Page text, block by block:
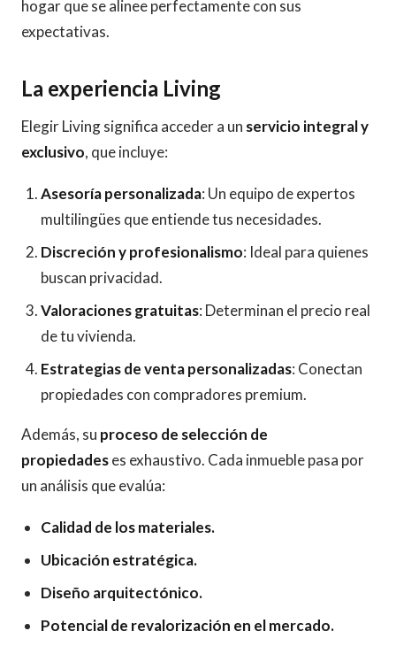
hogar que se alinee perfectamente con sus
expectativas.
La experiencia Living
Elegir Living significa acceder a un servicio integral y
exclusivo, que incluye:
Asesoría personalizada: Un equipo de expertos
multilingües que entiende tus necesidades.
Discreción y profesionalismo: Ideal para quienes
buscan privacidad.
Valoraciones gratuitas: Determinan el precio real
de tu vivienda.
Estrategias de venta personalizadas: Conectan
propiedades con compradores premium.
Además, su proceso de selección de
propiedadeses exhaustivo. Cada inmueble pasa por
un análisis que evalúa:
Calidad de los materiales.
Ubicación estratégica.
Diseño arquitectónico.
Potencial de revalorización en el mercado.